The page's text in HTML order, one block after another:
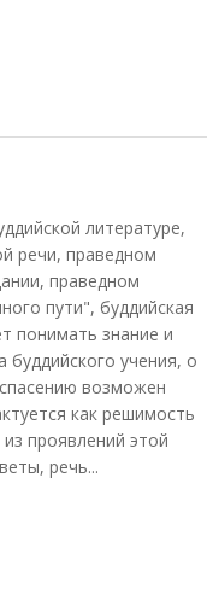
литературе,
речи, праведном
праведном
пути", буддийская
понимать знание и
буддийского учения, о
возможен
как решимость
проявлений этой
речь...